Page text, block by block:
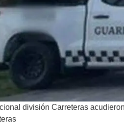
división Carreteras